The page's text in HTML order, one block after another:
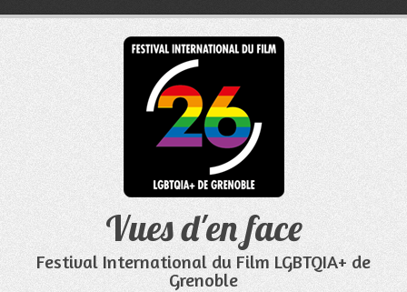
Vues d'en face
Festival International du Film LGBTQIA+ de
Grenoble